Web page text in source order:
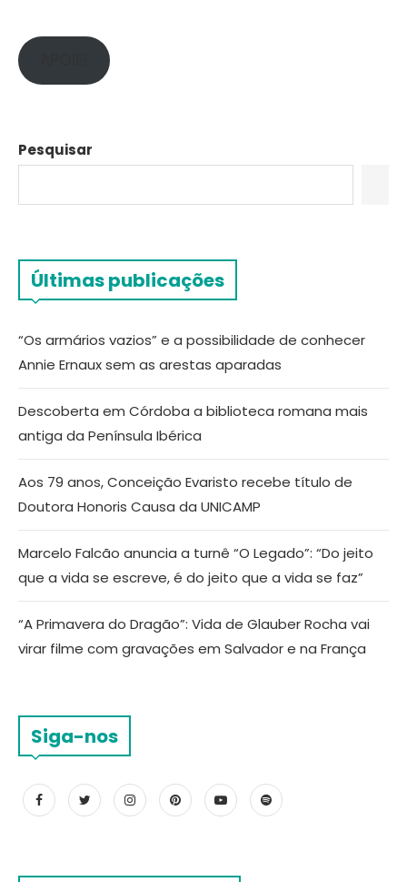
Pesquisar
Últimas publicações
“Os armários vazios” e a possibilidade de conhecer
Annie Ernaux sem as arestas aparadas
Descoberta em Córdoba a biblioteca romana mais
antiga da Península Ibérica
Aos 79 anos, Conceição Evaristo recebe título de
Doutora Honoris Causa da UNICAMP
Marcelo Falcão anuncia a turnê “O Legado”: “Do jeito
que a vida se escreve, é do jeito que a vida se faz”
“A Primavera do Dragão”: Vida de Glauber Rocha vai
virar filme com gravações em Salvador e na França
Siga-nos